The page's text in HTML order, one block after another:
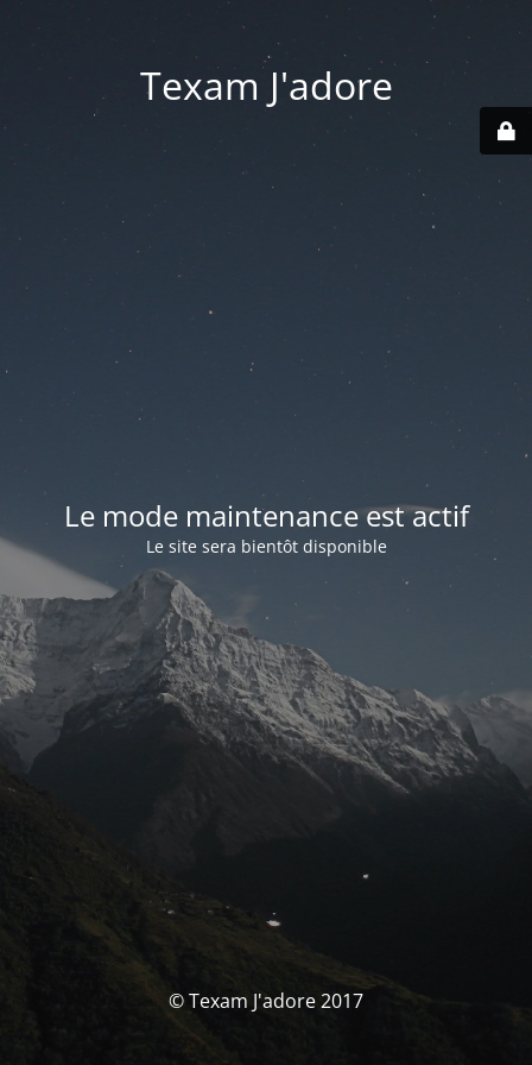
Texam J'adore
Le mode maintenance est actif
Le site sera bientôt disponible
© Texam J'adore 2017